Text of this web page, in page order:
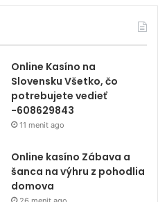
Online Kasíno na
Slovensku Všetko, čo
potrebujete vedieť
-608629843
11 menit ago
Online kasíno Zábava a
šanca na výhru z pohodlia
domova